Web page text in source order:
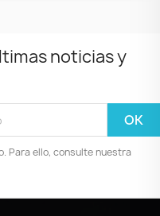
noticias y
Para ello, consulte nuestra